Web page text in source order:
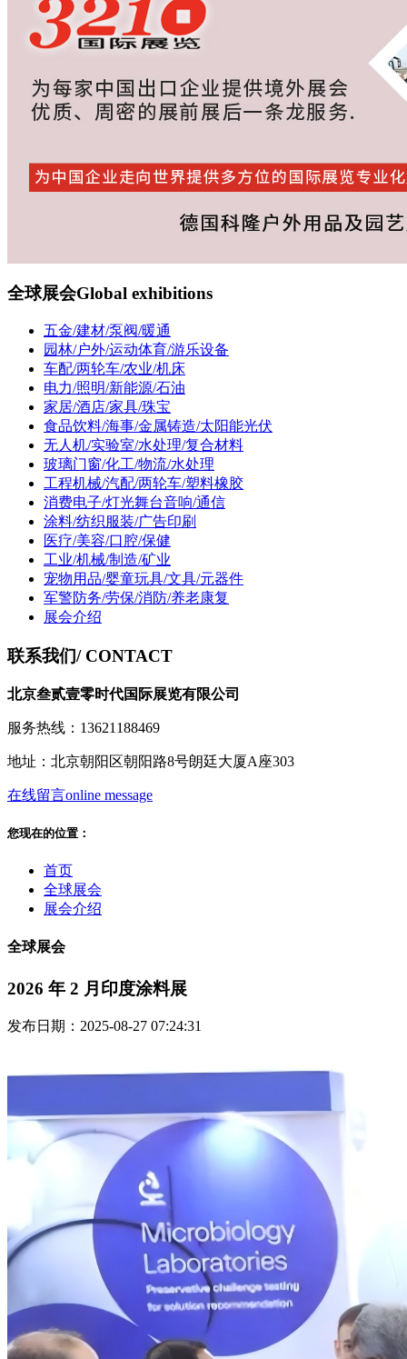
全球展会Global exhibitions
五金/建材/泵阀/暖通
园林/户外/运动体育/游乐设备
车配/两轮车/农业/机床
电力/照明/新能源/石油
家居/酒店/家具/珠宝
食品饮料/海事/金属铸造/太阳能光伏
无人机/实验室/水处理/复合材料
玻璃门窗/化工/物流/水处理
工程机械/汽配/两轮车/塑料橡胶
消费电子/灯光舞台音响/通信
涂料/纺织服装/广告印刷
医疗/美容/口腔/保健
工业/机械/制造/矿业
宠物用品/婴童玩具/文具/元器件
军警防务/劳保/消防/养老康复
展会介绍
联系我们/ CONTACT
北京叁贰壹零时代国际展览有限公司
服务热线：13621188469
地址：北京朝阳区朝阳路8号朗廷大厦A座303
在线留言online message
您现在的位置：
首页
全球展会
展会介绍
全球展会
2026 年 2 月印度涂料展
发布日期：2025-08-27 07:24:31